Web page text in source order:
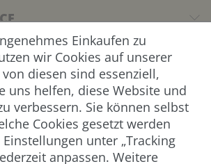
& SERVICE
Einkaufen zu
wir Cookies auf unserer
diesen sind essenziell,
uns helfen, diese Website und
verbessern. Sie können selbst
Cookies gesetzt werden
unter „Tracking
anpassen. Weitere